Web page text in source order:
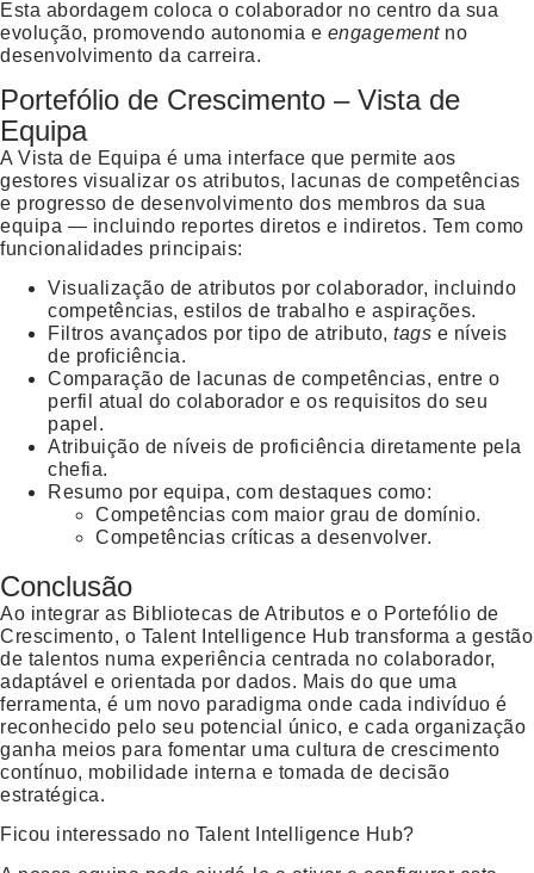
Esta abordagem coloca o colaborador no centro da sua
evolução, promovendo autonomia e engagementno
desenvolvimento da carreira.
Portefólio de Crescimento – Vista de
Equipa
A Vista de Equipa é uma interface que permite aos
gestores visualizar os atributos, lacunas de competências
e progresso de desenvolvimento dos membros da sua
equipa — incluindo reportes diretos e indiretos. Tem como
funcionalidades principais:
Visualização de atributos por colaborador, incluindo
competências, estilos de trabalho e aspirações.
Filtros avançados por tipo de atributo, tags e níveis
de proficiência.
Comparação de lacunas de competências, entre o
perfil atual do colaborador e os requisitos do seu
papel.
Atribuição de níveis de proficiência diretamente pela
chefia.
Resumo por equipa, com destaques como:
Competências com maior grau de domínio.
Competências críticas a desenvolver.
Conclusão
Ao integrar as Bibliotecas de Atributos e o Portefólio de
Crescimento, o Talent Intelligence Hub transforma a gestão
de talentos numa experiência centrada no colaborador,
adaptável e orientada por dados. Mais do que uma
ferramenta, é um novo paradigma onde cada indivíduo é
reconhecido pelo seu potencial único, e cada organização
ganha meios para fomentar uma cultura de crescimento
contínuo, mobilidade interna e tomada de decisão
estratégica.
Ficou interessado no Talent Intelligence Hub?